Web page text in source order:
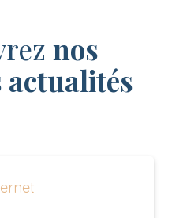
nos
actualités